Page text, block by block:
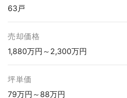
63戸
売却価格
1,880万円～2,300万円
坪単価
79万円～88万円